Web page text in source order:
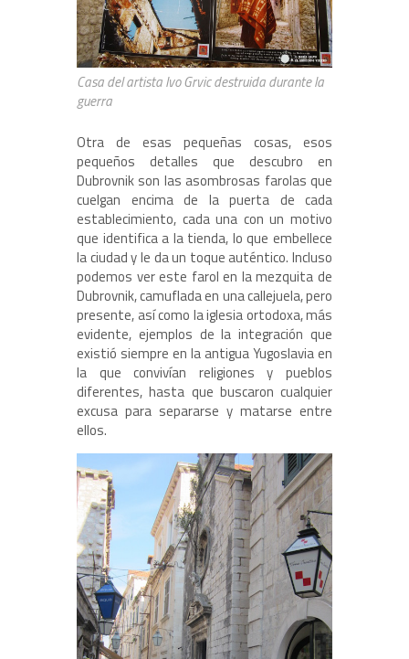
Casa del artista Ivo Grvic destruida durante la
guerra
Otra de esas pequeñas cosas, esos
pequeños detalles que descubro en
Dubrovnik son las asombrosas farolas que
cuelgan encima de la puerta de cada
establecimiento, cada una con un motivo
que identifica a la tienda, lo que embellece
la ciudad y le da un toque auténtico. Incluso
podemos ver este farol en la mezquita de
Dubrovnik, camuflada en una callejuela, pero
presente, así como la iglesia ortodoxa, más
evidente, ejemplos de la integración que
existió siempre en la antigua Yugoslavia en
la que convivían religiones y pueblos
diferentes, hasta que buscaron cualquier
excusa para separarse y matarse entre
ellos.